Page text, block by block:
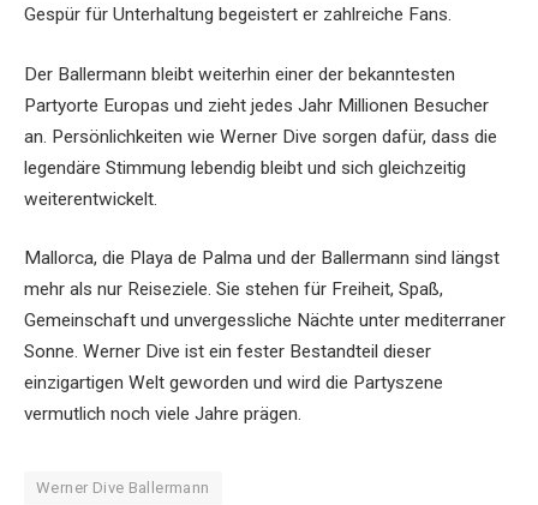
Gespür für Unterhaltung begeistert er zahlreiche Fans.
Der Ballermann bleibt weiterhin einer der bekanntesten
Partyorte Europas und zieht jedes Jahr Millionen Besucher
an. Persönlichkeiten wie Werner Dive sorgen dafür, dass die
legendäre Stimmung lebendig bleibt und sich gleichzeitig
weiterentwickelt.
Mallorca, die Playa de Palma und der Ballermann sind längst
mehr als nur Reiseziele. Sie stehen für Freiheit, Spaß,
Gemeinschaft und unvergessliche Nächte unter mediterraner
Sonne. Werner Dive ist ein fester Bestandteil dieser
einzigartigen Welt geworden und wird die Partyszene
vermutlich noch viele Jahre prägen.
Werner Dive Ballermann